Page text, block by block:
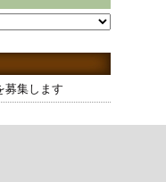
募集します